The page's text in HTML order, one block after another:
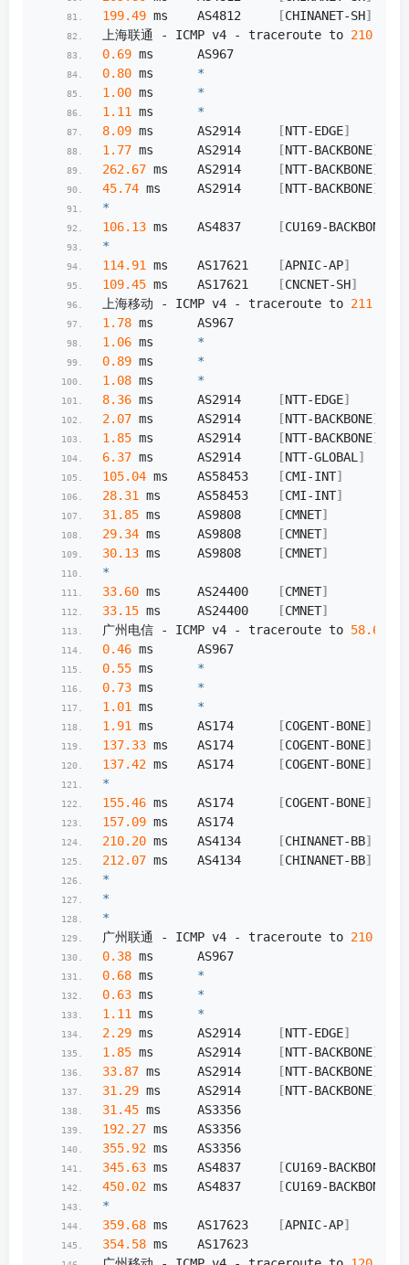
199.49 ms    AS4812 [CHINANET-SH]
上海联通 - ICMP v4 - traceroute to 210.22
0.69 ms      AS967                         中
0.80 ms *
1.00 ms *
1.11
ms *
8.09 ms      AS2914 [NTT-EDGE]
1.77 ms      AS2914 [NTT-BACKBONE]
262.67 ms    AS2914 [NTT-BACKBONE]
45.74 ms     AS2914 [NTT-BACKBONE]
*
106.13 ms    AS4837 [CU169-BACKBONE
*
114.91
ms    AS17621 [APNIC-AP]
109.45 ms    AS17621 [CNCNET-SH]
上海移动 - ICMP v4 - traceroute to 211.136
1.78 ms      AS967                         中
1.06 ms *
0.89 ms *
1.08 ms *
8.36 ms      AS2914 [NTT-EDGE]
2.07 ms      AS2914 [NTT-BACKBONE]
1.85 ms      AS2914 [NTT-BACKBONE]
6.37 ms      AS2914 [NTT-GLOBAL ]
105.04 ms    AS58453 [CMI-INT]
28.31
ms     AS58453 [CMI-INT]
31.85 ms     AS9808 [CMNET]
29.34 ms     AS9808 [CMNET]
30.13 ms     AS9808 [CMNET]
*
33.60 ms     AS24400 [CMNET]
33.15 ms     AS24400 [CMNET]
广州电信 - ICMP v4 - traceroute to 58.60
0.46 ms      AS967                         中
0.55 ms *
0.73 ms *
1.01
ms *
1.91
ms      AS174 [COGENT-BONE]
137.33 ms    AS174 [COGENT-BONE]
137.42 ms    AS174 [COGENT-BONE]
*
155.46 ms    AS174 [COGENT-BONE]
157.09 ms    AS174                         美
210.20 ms    AS4134 [CHINANET-BB]
212.07 ms    AS4134 [CHINANET-BB]
*
*
*
广州联通 - ICMP v4 - traceroute to 210.21
0.38 ms      AS967                         中
0.68 ms *
0.63 ms *
1.11
ms *
2.29 ms      AS2914 [NTT-EDGE]
1.85 ms      AS2914 [NTT-BACKBONE]
33.87 ms     AS2914 [NTT-BACKBONE]
31.29 ms     AS2914 [NTT-BACKBONE]
31.45 ms     AS3356
192.27 ms    AS3356                        美
355.92 ms    AS3356                        美
345.63 ms    AS4837 [CU169-BACKBONE
450.02 ms    AS4837 [CU169-BACKBONE
*
359.68 ms    AS17623 [APNIC-AP]
354.58 ms    AS17623                       中